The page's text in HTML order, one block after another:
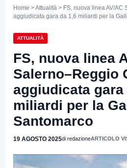
Home >Attualità > FS, nuova linea AV/
aggiudicata gara da 1,6 miliardi per la
ATTUALITÀ
FS, nuova linea
Salerno–Reggio
aggiudicata gara
miliardi per la
Santomarco
19 AGOSTO 2025di redazioneARTICOLO